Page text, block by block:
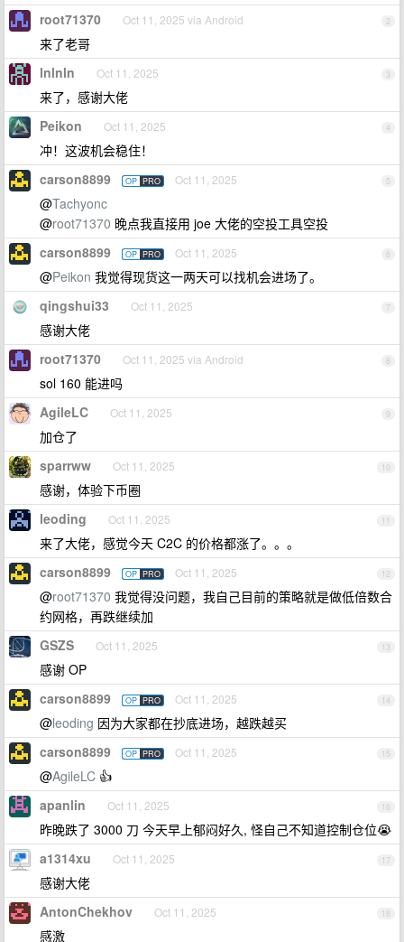
2
root71370 Oct 11, 2025 via Android
来了老哥
3
lnlnln Oct 11, 2025
来了，感谢大佬
4
Peikon Oct 11, 2025
冲！这波机会稳住！
5
carson8899 OP PRO Oct 11, 2025
@Tachyonc
@root71370 晚点我直接用 joe 大佬的空投工具空投
6
carson8899 OP PRO Oct 11, 2025
@Peikon 我觉得现货这一两天可以找机会进场了。
7
qingshui33 Oct 11, 2025
感谢大佬
8
root71370 Oct 11, 2025 via Android
sol 160 能进吗
9
AgileLC Oct 11, 2025
加仓了
10
sparrww Oct 11, 2025
感谢，体验下币圈
11
leoding Oct 11, 2025
来了大佬，感觉今天 C2C 的价格都涨了。。。
12
carson8899 OP PRO Oct 11, 2025
@root71370 我觉得没问题，我自己目前的策略就是做低倍数合
约网格，再跌继续加
13
GSZS Oct 11, 2025
感谢 OP
14
carson8899 OP PRO Oct 11, 2025
@leoding 因为大家都在抄底进场，越跌越买
15
carson8899 OP PRO Oct 11, 2025
@AgileLC 👍
16
apanlin Oct 11, 2025
昨晚跌了 3000 刀 今天早上郁闷好久, 怪自己不知道控制仓位😭
17
a1314xu Oct 11, 2025
感谢大佬
18
AntonChekhov Oct 11, 2025
感激